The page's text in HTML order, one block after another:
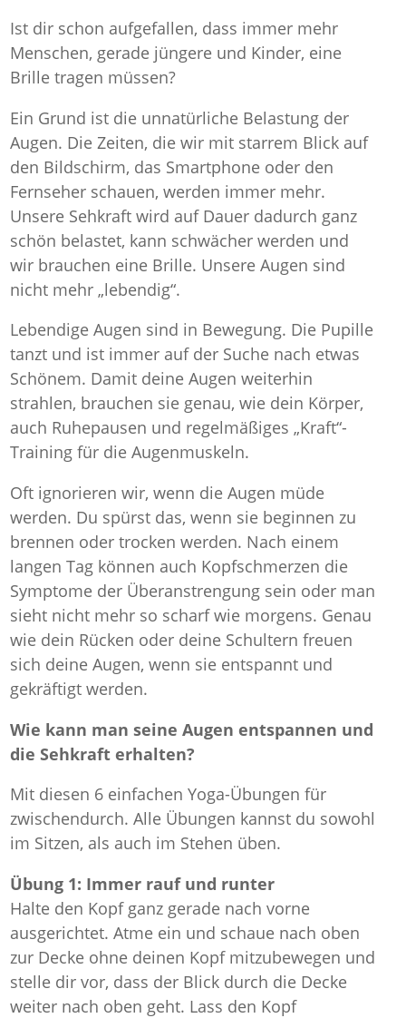
Ist dir schon aufgefallen, dass immer mehr
Menschen, gerade jüngere und Kinder, eine
Brille tragen müssen?
Ein Grund ist die unnatürliche Belastung der
Augen. Die Zeiten, die wir mit starrem Blick auf
den Bildschirm, das Smartphone oder den
Fernseher schauen, werden immer mehr.
Unsere Sehkraft wird auf Dauer dadurch ganz
schön belastet, kann schwächer werden und
wir brauchen eine Brille. Unsere Augen sind
nicht mehr „lebendig“.
Lebendige Augen sind in Bewegung. Die Pupille
tanzt und ist immer auf der Suche nach etwas
Schönem. Damit deine Augen weiterhin
strahlen, brauchen sie genau, wie dein Körper,
auch Ruhepausen und regelmäßiges „Kraft“-
Training für die Augenmuskeln.
Oft ignorieren wir, wenn die Augen müde
werden. Du spürst das, wenn sie beginnen zu
brennen oder trocken werden. Nach einem
langen Tag können auch Kopfschmerzen die
Symptome der Überanstrengung sein oder man
sieht nicht mehr so scharf wie morgens. Genau
wie dein Rücken oder deine Schultern freuen
sich deine Augen, wenn sie entspannt und
gekräftigt werden.
Wie kann man seine Augen entspannen und
die Sehkraft erhalten?
Mit diesen 6 einfachen Yoga-Übungen für
zwischendurch. Alle Übungen kannst du sowohl
im Sitzen, als auch im Stehen üben.
Übung 1: Immer rauf und runter
Halte den Kopf ganz gerade nach vorne
ausgerichtet. Atme ein und schaue nach oben
zur Decke ohne deinen Kopf mitzubewegen und
stelle dir vor, dass der Blick durch die Decke
weiter nach oben geht. Lass den Kopf